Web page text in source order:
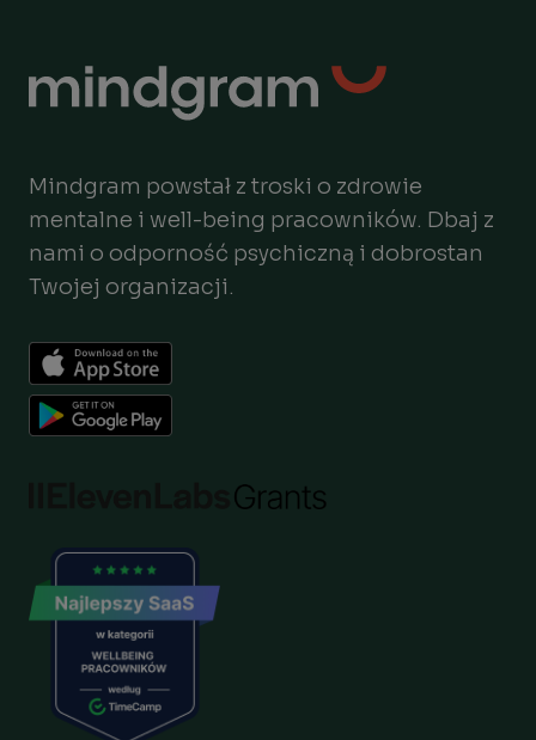
Mindgram powstał z troski o zdrowie
mentalne i well-being pracowników. Dbaj z
nami o odporność psychiczną i dobrostan
Twojej organizacji.